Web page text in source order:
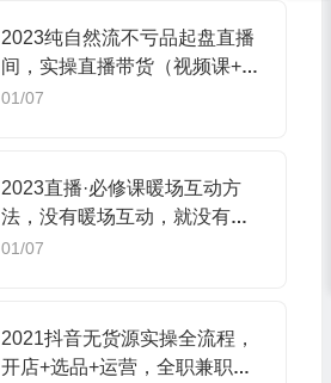
2023纯自然流不亏品起盘直播
间，实操直播带货（视频课+话
术文档）
01/07
2023直播·必修课暖场互动方
法，没有暖场互动，就没有自
然流量（7节课）
01/07
2021抖音无货源实操全流程，
开店+选品+运营，全职兼职都